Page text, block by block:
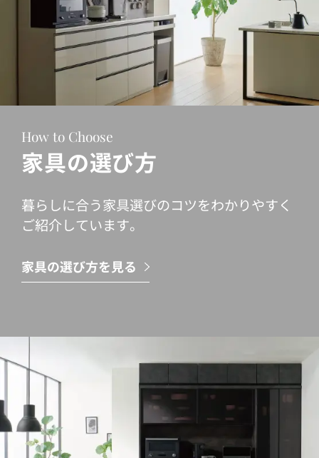
How to Choose
家具の選び方
暮らしに合う家具選びのコツをわかりやすく
ご紹介しています。
家具の選び方を見る